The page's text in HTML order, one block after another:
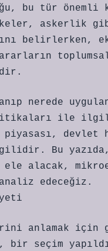
bu tür önemli
askerlik
belirlerken,
nerede
ile
piyasası, devlet
Bu yazıda,
alacak,
analiz edeceğiz.
anlamak
seçim